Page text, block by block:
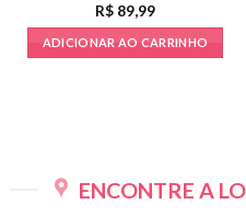
R$ 89,99
ADICIONAR AO CARRINHO
ENCONTRE A